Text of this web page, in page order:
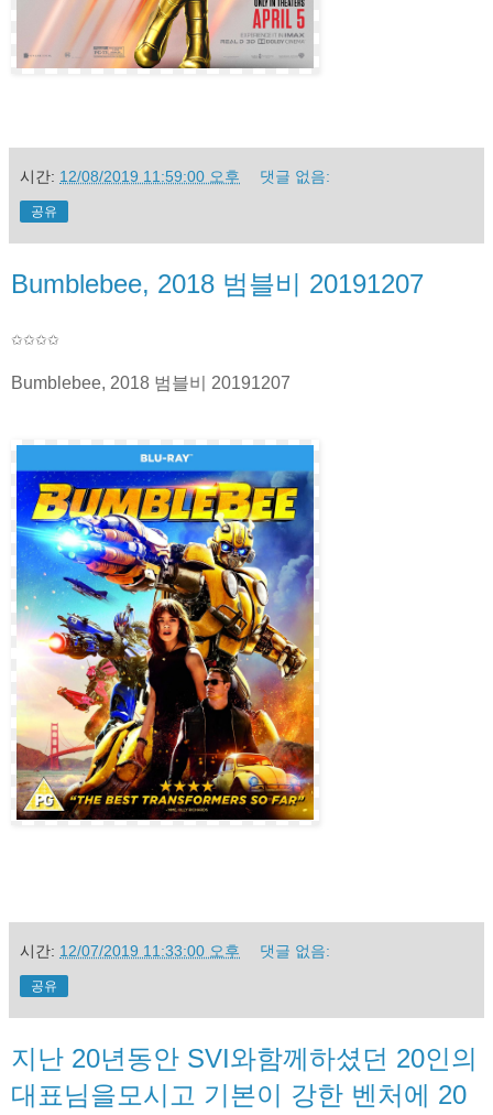
시간: 12/08/2019 11:59:00 오후 댓글 없음:
공유
Bumblebee, 2018 범블비 20191207
✩✩✩✩
Bumblebee, 2018 범블비 20191207
시간: 12/07/2019 11:33:00 오후 댓글 없음:
공유
지난 20년동안 SVI와함께하셨던 20인의
대표님을모시고 기본이 강한 벤처에 20